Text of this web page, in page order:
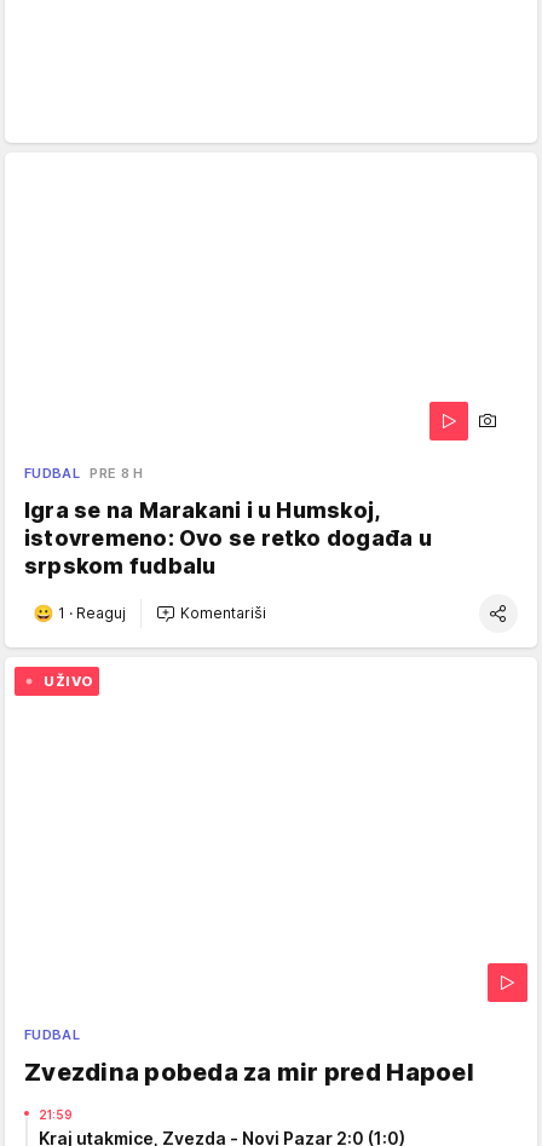
FUDBAL PRE 8 H
Igra se na Marakani i u Humskoj,
istovremeno: Ovo se retko događa u
srpskom fudbalu
1 · Reaguj Komentariši
FUDBAL
Zvezdina pobeda za mir pred Hapoel
UŽIVO
21:59
Kraj utakmice, Zvezda - Novi Pazar 2:0 (1:0)